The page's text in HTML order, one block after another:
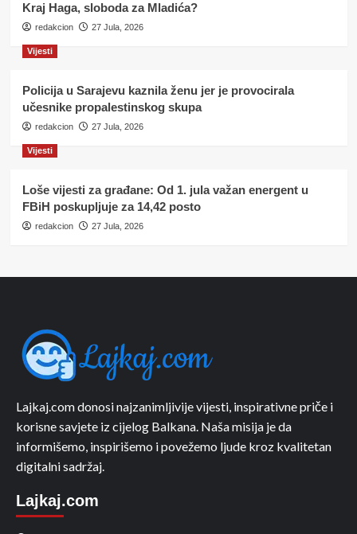
Kraj Haga, sloboda za Mladića?
redakcion 27 Jula, 2026
Vijesti
Policija u Sarajevu kaznila ženu jer je provocirala
učesnike propalestinskog skupa
redakcion 27 Jula, 2026
Vijesti
Loše vijesti za građane: Od 1. jula važan energent u
FBiH poskupljuje za 14,42 posto
redakcion 27 Jula, 2026
Lajkaj.com donosi najzanimljivije vijesti, inspirativne priče i
korisne savjete iz cijelog Balkana. Naša misija je da
informišemo, inspirišemo i povežemo ljude kroz kvalitetan
digitalni sadržaj.
Lajkaj.com